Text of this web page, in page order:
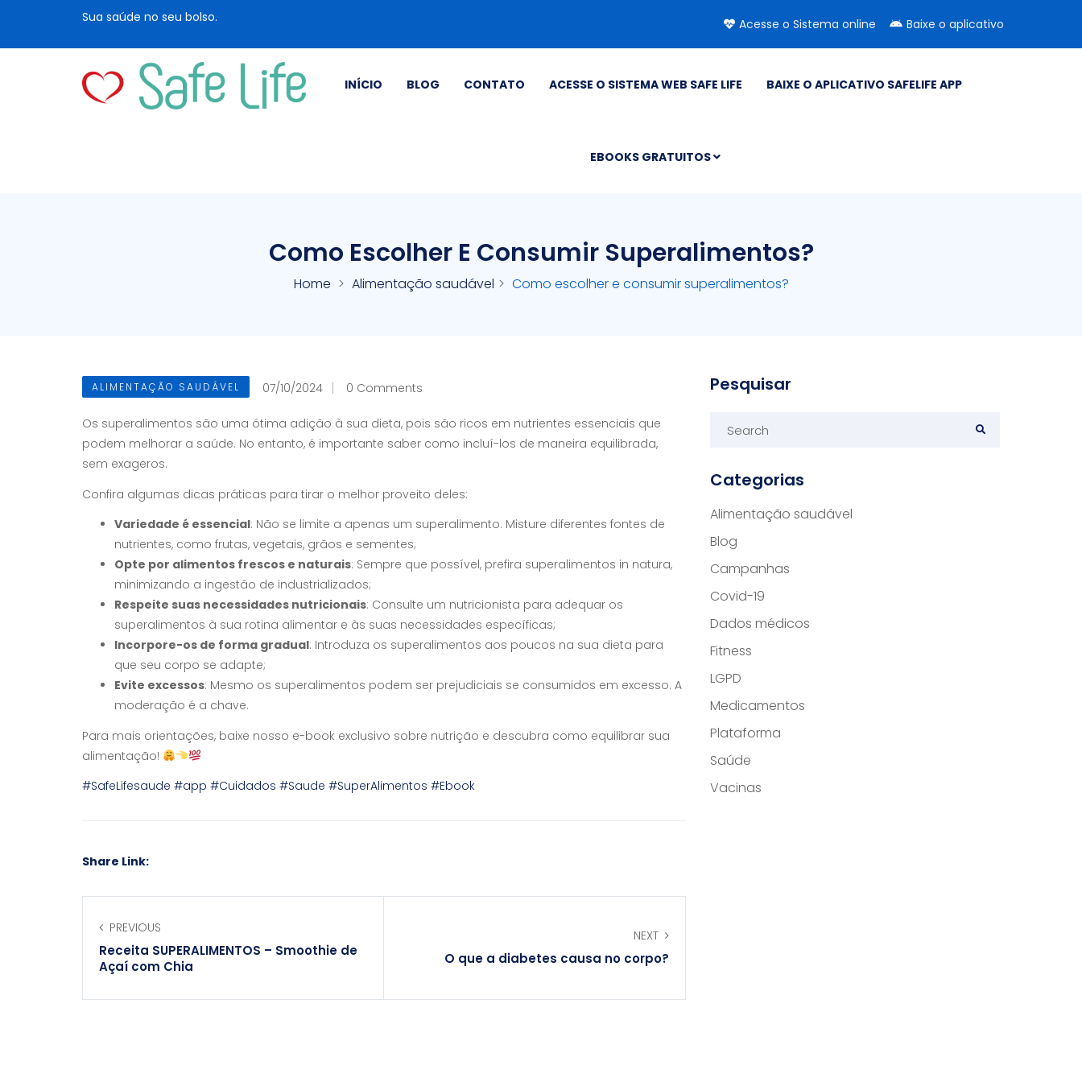
Sua saúde no seu bolso. Acesse o Sistema online Baixe o aplicativo
INÍCIO BLOG CONTATO ACESSE O SISTEMA WEB SAFE LIFE BAIXE O APLICATIVO SAFELIFE APP
EBOOKS GRATUITOS
Como Escolher E Consumir Superalimentos?
Home Alimentação saudável Como escolher e consumir superalimentos?
ALIMENTAÇÃO SAUDÁVEL 07/10/2024 0 Comments
Os superalimentos são uma ótima adição à sua dieta, pois são ricos em nutrientes essenciais que
podem melhorar a saúde. No entanto, é importante saber como incluí-los de maneira equilibrada,
sem exageros.
Confira algumas dicas práticas para tirar o melhor proveito deles:
Variedade é essencial: Não se limite a apenas um superalimento. Misture diferentes fontes de
nutrientes, como frutas, vegetais, grãos e sementes;
Opte por alimentos frescos e naturais: Sempre que possível, prefira superalimentos in natura,
minimizando a ingestão de industrializados;
Respeite suas necessidades nutricionais: Consulte um nutricionista para adequar os
superalimentos à sua rotina alimentar e às suas necessidades específicas;
Incorpore-os de forma gradual: Introduza os superalimentos aos poucos na sua dieta para
que seu corpo se adapte;
Evite excessos: Mesmo os superalimentos podem ser prejudiciais se consumidos em excesso. A
moderação é a chave.
Para mais orientações, baixe nosso e-book exclusivo sobre nutrição e descubra como equilibrar sua
alimentação!
#SafeLifesaude #app #Cuidados #Saude #SuperAlimentos #Ebook
Share Link:
PREVIOUS
Receita SUPERALIMENTOS – Smoothie de
Açaí com Chia
NEXT
O que a diabetes causa no corpo?
Pesquisar
Categorias
Alimentação saudável
Blog
Campanhas
Covid-19
Dados médicos
Fitness
LGPD
Medicamentos
Plataforma
Saúde
Vacinas